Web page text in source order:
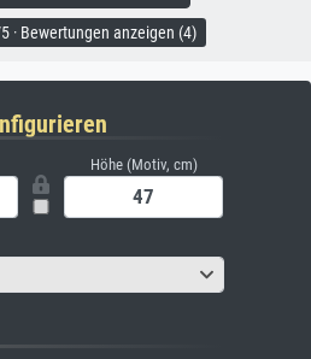
· Bewertungen anzeigen (4)
Höhe (Motiv, cm)